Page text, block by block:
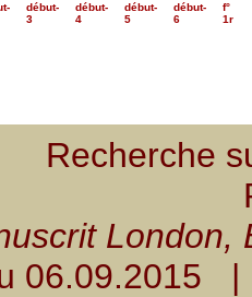
-
début-
3
début-
4
début-
5
début-
6
f°
1r
Recherche
London,
06.09.2015 |